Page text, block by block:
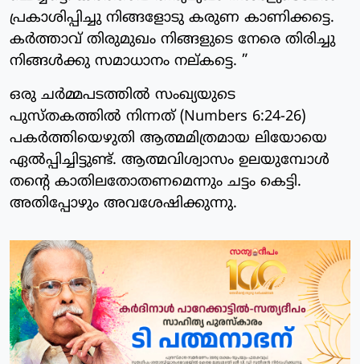
പ്രകാശിപ്പിച്ചു നിങ്ങളോടു കരുണ കാണിക്കട്ടെ.
കർത്താവ് തിരുമുഖം നിങ്ങളുടെ നേരെ തിരിച്ചു
നിങ്ങൾക്കു സമാധാനം നല്കട്ടെ. ”
ഒരു ചർമ്മപടത്തിൽ സംഖ്യയുടെ
പുസ്‌തകത്തിൽ നിന്നത് (Numbers 6:24-26)
പകർത്തിയെഴുതി ആത്മമിത്രമായ ലിയോയെ
ഏൽപ്പിച്ചിട്ടുണ്ട്. ആത്മവിശ്വാസം ഉലയുമ്പോൾ
തന്റെ കാതിലതോതണമെന്നും ചട്ടം കെട്ടി.
അതിപ്പോഴും അവശേഷിക്കുന്നു.